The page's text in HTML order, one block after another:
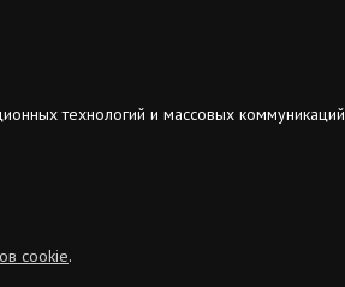
технологий и массовых коммуникаций
cookie.